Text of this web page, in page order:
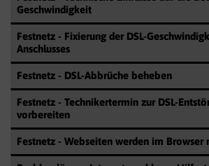
Geschwindigkeit
Festnetz - Fixierung der DSL-
Anschlusses
Festnetz - DSL-Abbrüche beheben
Festnetz - Technikertermin zur DSL-
vorbereiten
Festnetz - Webseiten werden im Browser